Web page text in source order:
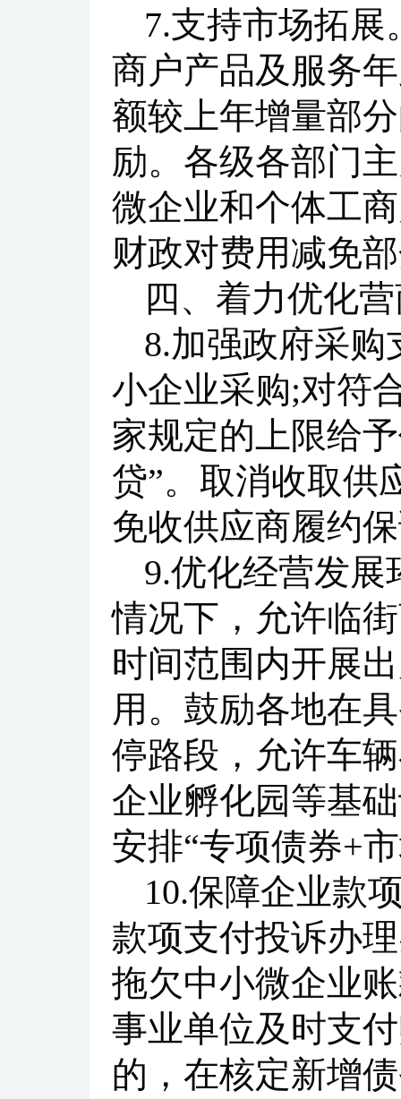
7.支持市场拓
商户产品及服务
额较上年增量部
励。各级各部门
微企业和个体工
财政对费用减免
四、着力优化
8.加强政府采
小企业采购;对符
家规定的上限给
贷”。取消收取供
免收供应商履约
9.优化经营发
情况下，允许临
时间范围内开展
用。鼓励各地在
停路段，允许车
企业孵化园等基
安排“专项债券+
10.保障企业款
款项支付投诉办
拖欠中小微企业
事业单位及时支
的，在核定新增